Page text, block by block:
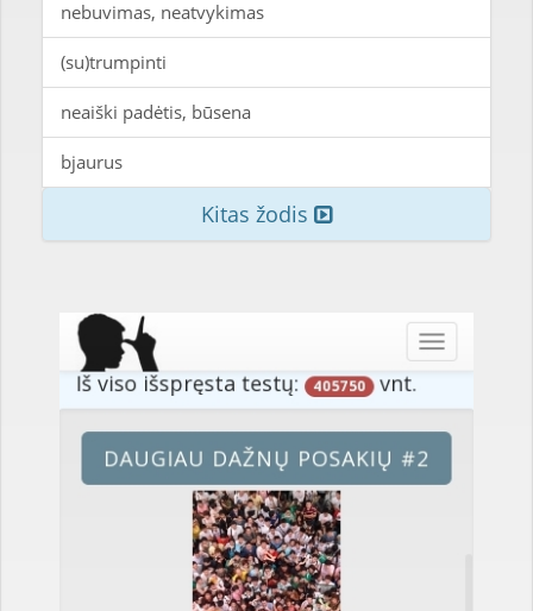
nebuvimas, neatvykimas
(su)trumpinti
neaiški padėtis, būsena
bjaurus
Kitas žodis